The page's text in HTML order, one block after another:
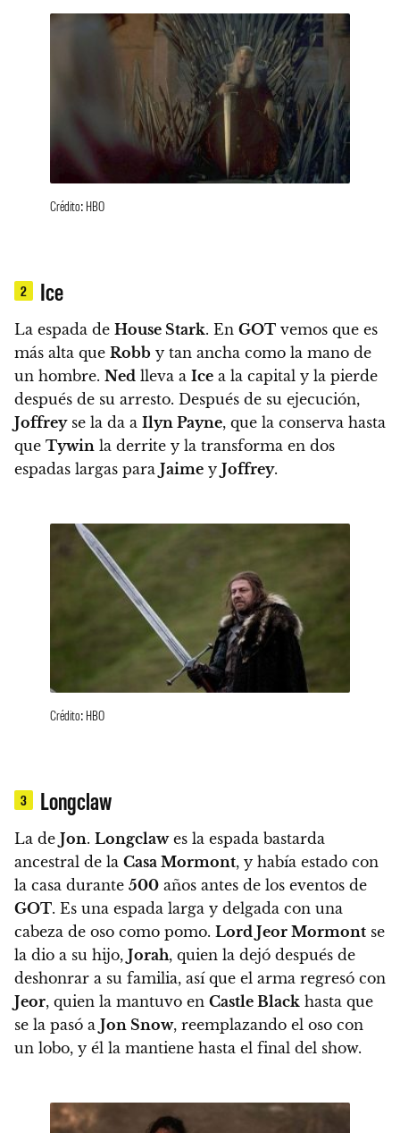
Crédito: HBO
2 Ice
La espada de House Stark. En GOT vemos que es
más alta que Robb y tan ancha como la mano de
un hombre. Ned lleva a Ice a la capital y la pierde
después de su arresto. Después de su ejecución,
Joffreyse la da a Ilyn Payne, que la conserva hasta
que Tywin la derrite y la transforma en dos
espadas largas para Jaime y Joffrey.
Crédito: HBO
3 Longclaw
La de Jon. Longclawes la espada bastarda
ancestral de la Casa Mormont, y había estado con
la casa durante 500 años antes de los eventos de
GOT. Es una espada larga y delgada con una
cabeza de oso como pomo. Lord Jeor Mormont se
la dio a su hijo, Jorah, quien la dejó después de
deshonrar a su familia, así que el arma regresó con
Jeor, quien la mantuvo en Castle Black hasta que
se la pasó a Jon Snow, reemplazando el oso con
un lobo, y él la mantiene hasta el final del show.